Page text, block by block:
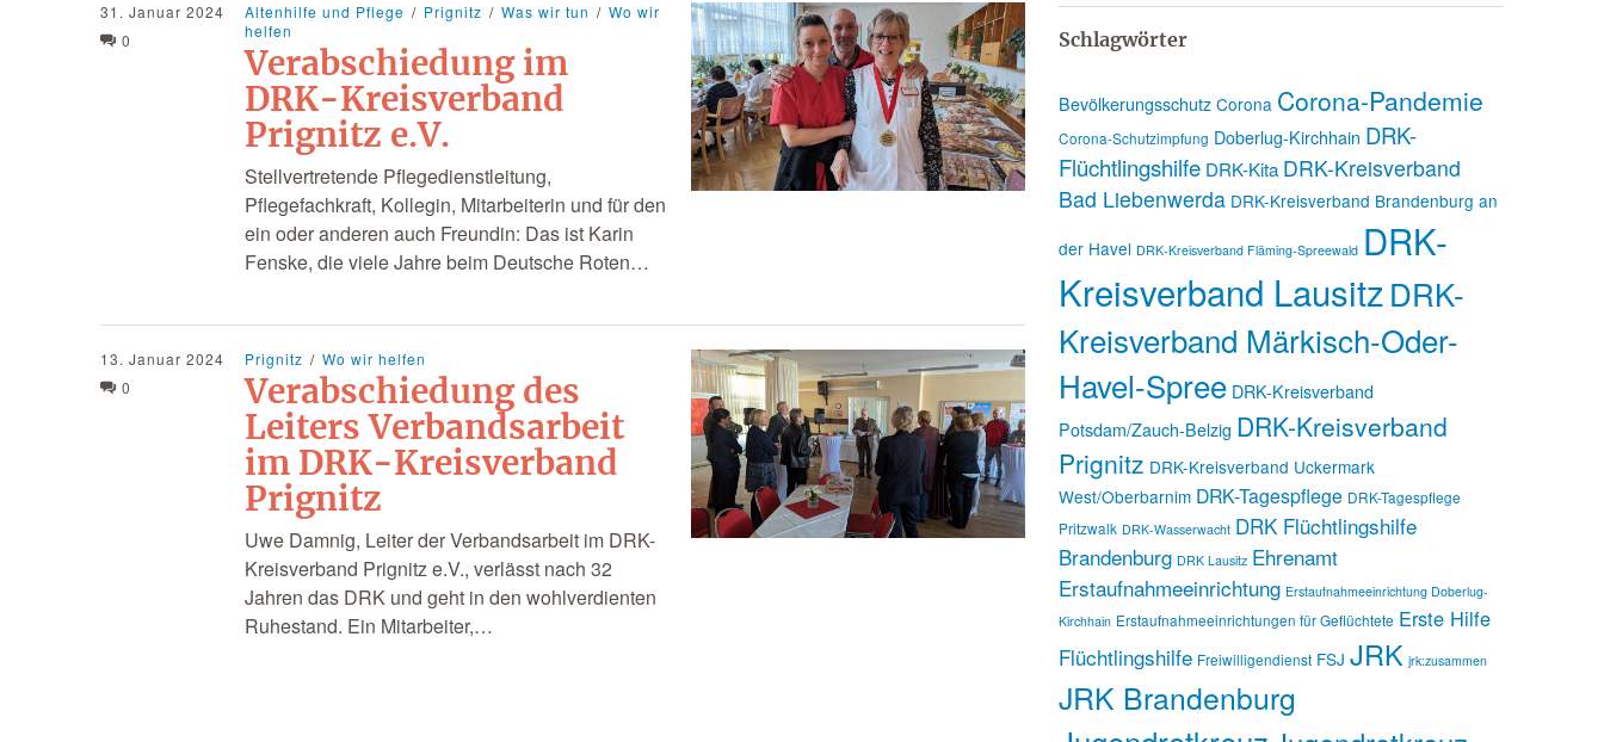
31. Januar 2024
0
Altenhilfe und Pflege Prignitz Was wir tun
Wo wir
helfen
Verabschiedung im
DRK-Kreisverband
Prignitz e.V.
Stellvertretende Pflegedienstleitung,
Pflegefachkraft, Kollegin, Mitarbeiterin und für den
ein oder anderen auch Freundin: Das ist Karin
Fenske, die viele Jahre beim Deutsche Roten…
13. Januar 2024
0
Prignitz Wo wir helfen
Verabschiedung des
Leiters Verbandsarbeit
im DRK-Kreisverband
Prignitz
Uwe Damnig, Leiter der Verbandsarbeit im DRK-
Kreisverband Prignitz e.V., verlässt nach 32
Jahren das DRK und geht in den wohlverdienten
Ruhestand. Ein Mitarbeiter,…
Schlagwörter
Bevölkerungsschutz Corona Corona-Pandemie
Corona-Schutzimpfung Doberlug-Kirchhain DRK-
Flüchtlingshilfe DRK-Kita DRK-Kreisverband
Bad Liebenwerda DRK-Kreisverband Brandenburg an
der Havel DRK-Kreisverband Fläming-Spreewald DRK-
Kreisverband LausitzDRK-
Kreisverband Märkisch-Oder-
Havel-Spree DRK-Kreisverband
Potsdam/Zauch-Belzig DRK-Kreisverband
Prignitz DRK-Kreisverband Uckermark
West/Oberbarnim DRK-Tagespflege DRK-Tagespflege
Pritzwalk DRK-Wasserwacht DRK Flüchtlingshilfe
Brandenburg DRK Lausitz Ehrenamt
Erstaufnahmeeinrichtung Erstaufnahmeeinrichtung Doberlug-
Kirchhain Erstaufnahmeeinrichtungen für Geflüchtete Erste Hilfe
Flüchtlingshilfe Freiwilligendienst FSJ JRK jrk:zusammen
JRK Brandenburg